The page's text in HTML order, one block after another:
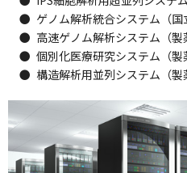
● ゲノム解析統合システム（国
● 高速ゲノム解析システム（製
● 個別化医療研究システム（製
● 構造解析用並列システム（製